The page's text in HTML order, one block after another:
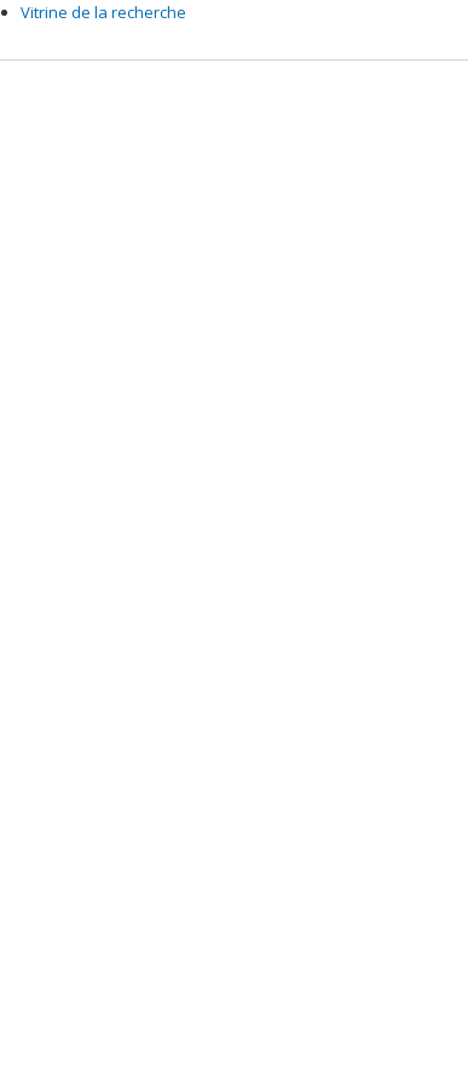
Grant programs:PVXXXXXX-(PHSPZ) Subvention de démarrage
Vitrine de la recherche